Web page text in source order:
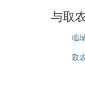
与取
临
取